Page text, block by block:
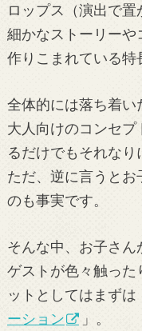
ロップス（演出で置
細かなストーリーや
作りこまれている特
全体的には落ち着い
大人向けのコンセ
るだけでもそれなり
ただ、逆に言うと
のも事実です。
そんな中、お子さ
ゲストが色々触った
ットとしてはまずは
ーション
」。